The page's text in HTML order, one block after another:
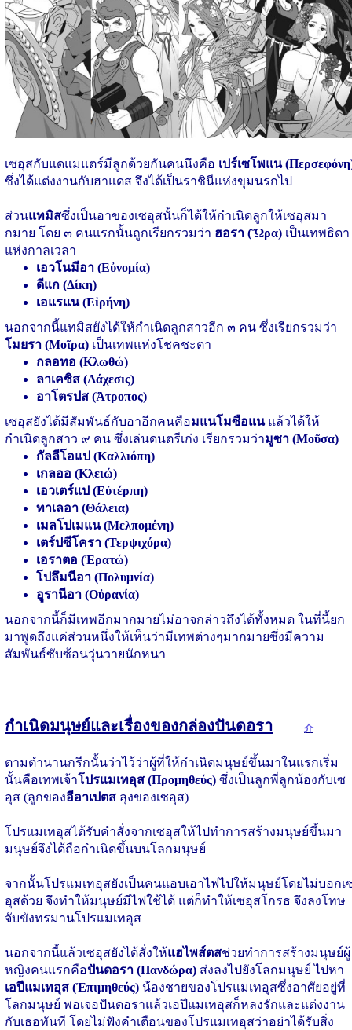
เซอุสกับแดแมแตร์มีลูกด้วยกันคนนึงคือ เปร์เซโพแน
ซึ่งได้แต่งงานกับฮาแดส จึงได้เป็นราชินีแห่งขุมนรกไป
ส่วนแทมิสซึ่งเป็นอาของเซอุสนั้นก็ได้ให้กำเนิดลูกให้เซอุสมา
กมาย โดย ๓ คนแรกนั้นถูกเรียกรวมว่า ฮอรา (Ὥρα) เป็นเทพธิดา
แห่งกาลเวลา
เอวโนมีอา (Εὐνομία)
ดีแก (Δίκη)
เอแรแน (Εἰρήνη)
นอกจากนี้แทมิสยังได้ให้กำเนิดลูกสาวอีก ๓ คน ซึ่งเรียกรวมว่า
โมยรา (Μοῖρα) เป็นเทพแห่งโชคชะตา
กลอทอ (Κλωθώ)
ลาเคซิส (Λάχεσις)
อาโตรปส (Ἄτροπος)
เซอุสยังได้มีสัมพันธ์กับอาอีกคนคือมแนโมซือแนแล้วได้ให้
กำเนิดลูกสาว ๙ คน ซึ่งเล่นดนตรีเก่ง เรียกรวมว่ามูซา (Μοῦσα)
กัลลีโอแป (Καλλιόπη)
เกลออ (Κλειώ)
เอวเตร์แป (Εὐτέρπη)
ทาเลอา (Θάλεια)
เมลโปเมแน (Μελπομένη)
เตร์ปซีโครา (Τερψιχόρα)
เอราตอ (Ἐρατώ)
โปลึมนีอา (Πολυμνία)
อูรานีอา (Οὐρανία)
นอกจากนี้ก็มีเทพอีกมากมายไม่อาจกล่าวถึงได้ทั้งหมด ในที่นี้ยก
มาพูดถึงแค่ส่วนหนึ่งให้เห็นว่ามีเทพต่างๆมากมายซึ่งมีความ
สัมพันธ์ซับซ้อนวุ่นวายนักหนา
กำเนิดมนุษย์และเรื่องของกล่องปันดอรา 介
ตามตำนานกรีกนั้นว่าไว้ว่าผู้ที่ให้กำเนิดมนุษย์ขึ้นมาในแรกเริ่ม
นั้นคือเทพเจ้าโปรแมเทอุส (Προμηθεύς) ซึ่งเป็นลูกพี่ลูกน้องกับเซ
อุส (ลูกของอีอาเปตส ลุงของเซอุส)
โปรแมเทอุสได้รับคำสั่งจากเซอุสให้ไปทำการสร้างมนุษย์ขึ้นมา
มนุษย์จึงได้ถือกำเนิดขึ้นบนโลกมนุษย์
จากนั้นโปรแมเทอุสยังเป็นคนแอบเอาไฟไปให้มนุษย์โดยไม่บอกเ
อุสด้วย จึงทำให้มนุษย์มีไฟใช้ได้ แต่ก็ทำให้เซอุสโกรธ จึงลงโทษ
จับขังทรมานโปรแมเทอุส
นอกจากนี้แล้วเซอุสยังได้สั่งให้แฮไพส์ตสช่วยทำการสร้างมนุษย์ผู้
หญิงคนแรกคือปันดอรา (Πανδώρα) ส่งลงไปยังโลกมนุษย์ ไปหา
เอปีแมเทอุส (Ἐπιμηθεύς) น้องชายของโปรแมเทอุสซึ่งอาศัยอยู่ที่
โลกมนุษย์ พอเจอปันดอราแล้วเอปีแมเทอุสก็หลงรักและแต่งงาน
กับเธอทันที โดยไม่ฟังคำเตือนของโปรแมเทอุสว่าอย่าได้รับสิ่ง